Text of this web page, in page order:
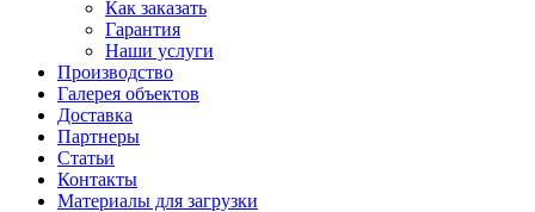
Как заказать
Гарантия
Наши услуги
Производство
Галерея объектов
Доставка
Партнеры
Статьи
Контакты
Материалы для загрузки